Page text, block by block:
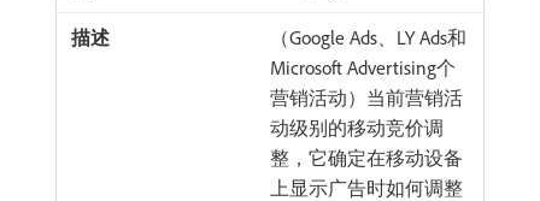
（Google Ads、LY Ads和
Microsoft Advertising个
营销活动）当前营销活
动级别的移动竞价调
整，它确定在移动设备
上显示广告时如何调整